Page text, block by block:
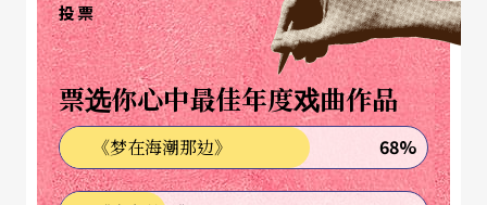
《男生》是香港伍宇烈于一九九六年为香港城市当
代舞团编的舞作，一九九八年获第六届国际编舞大
赛（Bagnolet）编舞奖。《男生》的表演区几乎集
中在接近观众的半个舞台，压缩的空间充分展现历
史的变迁，充分运用情境与动作来产生张力。舞作
投票
票选你心中最佳年度戏曲作品
《梦在海潮那边》 68%